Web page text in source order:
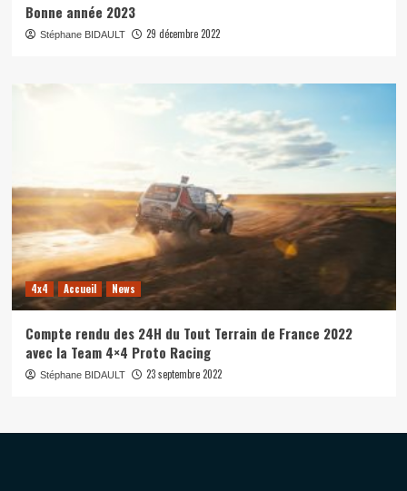
Bonne année 2023
Stéphane BIDAULT 29 décembre 2022
4x4 Accueil News
Compte rendu des 24H du Tout Terrain de France 2022
avec la Team 4×4 Proto Racing
Stéphane BIDAULT 23 septembre 2022